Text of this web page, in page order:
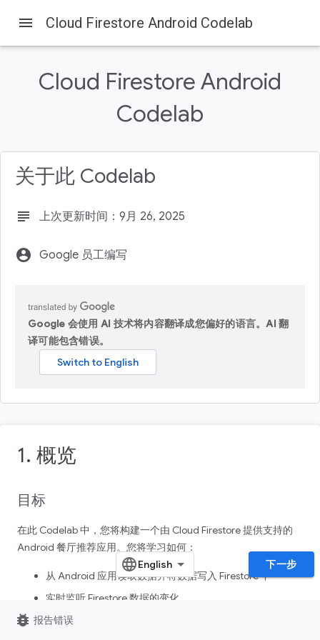
Firebase Codelabs
本页内容
目标
前提条件
添加 Firebase 配置
menu Cloud Firestore Android Codelab
Cloud Firestore Android
Codelab
关于此 Codelab
subject 上次更新时间：9月 26, 2025
account_circle Google 员工编写
Google 会使用 AI 技术将内容翻译成您偏好的语言。AI 翻
译可能包含错误。
1. 概览
目标
在此 Codelab 中，您将构建一个由 Cloud Firestore 提供支持的
Android 餐厅推荐应用。您将学习如何：
从 Android 应用读取数据并将数据写入 Firestore 中
实时监听 Firestore 数据的变化
使用 Firebase Authentication 和安全规则保护 Firestore 数
下一步
bug_report 报告错误